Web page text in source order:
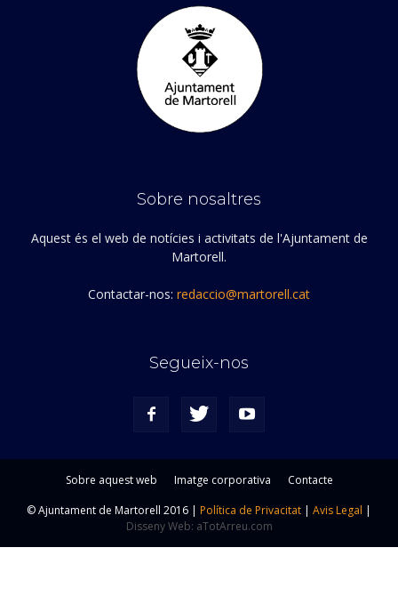
Sobre nosaltres
Aquest és el web de notícies i activitats de l'Ajuntament de
Martorell.
Contactar-nos: redaccio@martorell.cat
Segueix-nos
Sobre aquest web Imatge corporativa
Contacte
© Ajuntament de Martorell 2016 | Política de Privacitat | Avis Legal |
Disseny Web: aTotArreu.com